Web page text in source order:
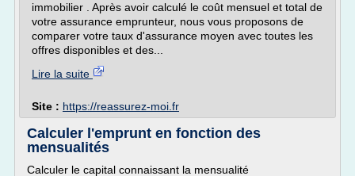
immobilier . Après avoir calculé le coût mensuel et total de
votre assurance emprunteur, nous vous proposons de
comparer votre taux d'assurance moyen avec toutes les
offres disponibles et des...
Lire la suite
Site : https://reassurez-moi.fr
Calculer l'emprunt en fonction des
mensualités
Calculer le capital connaissant la mensualité